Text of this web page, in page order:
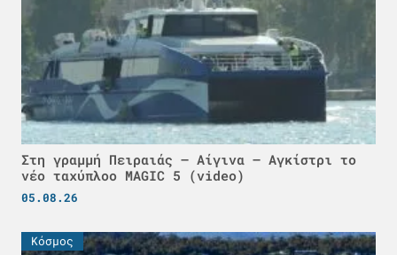
Στη γραμμή Πειραιάς – Αίγινα – Αγκίστρι το
νέο ταχύπλοο MAGIC 5 (video)
05.08.26
Κόσμος